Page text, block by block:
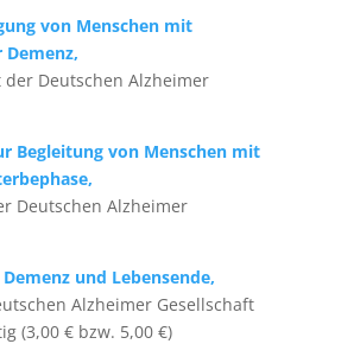
von Menschen mit
Deutschen Alzheimer
Begleitung von Menschen mit
Deutschen Alzheimer
und Lebensende,
Alzheimer Gesellschaft
(3,00 € bzw. 5,00 €)